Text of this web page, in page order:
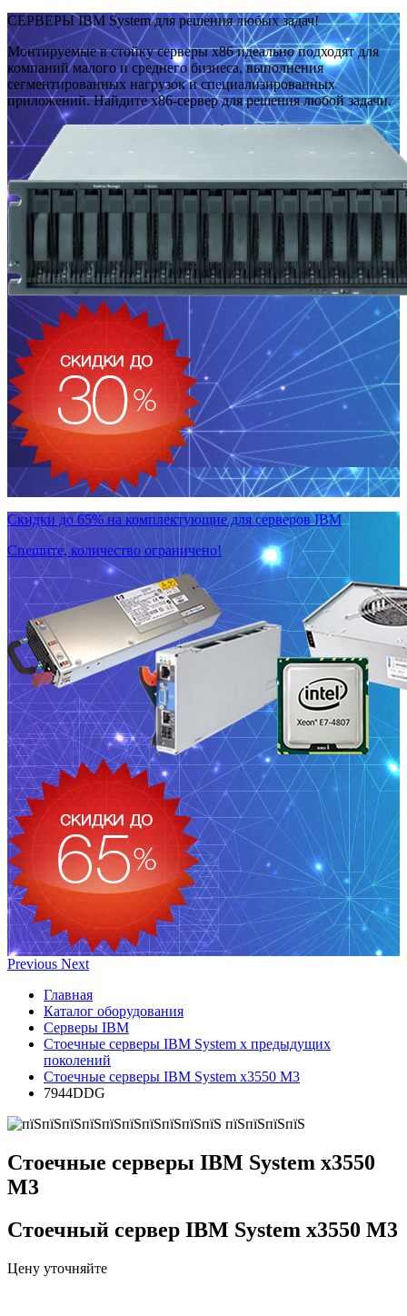
СЕРВЕРЫ IBM System для решения любых задач!
Монтируемые в стойку серверы x86 идеально подходят для
компаний малого и среднего бизнеса, выполнения
сегментированных нагрузок и специализированных
приложений. Найдите x86-сервер для решения любой задачи.
Скидки до 65% на комплектующие для серверов IBM
Спешите, количество ограничено!
Previous Next
Главная
Каталог оборудования
Серверы IBM
Стоечные серверы IBM System x предыдущих
поколений
Стоечные серверы IBM System x3550 M3
7944DDG
Стоечные серверы IBM System x3550
M3
Стоечный сервер IBM System x3550 M3
Цену уточняйте